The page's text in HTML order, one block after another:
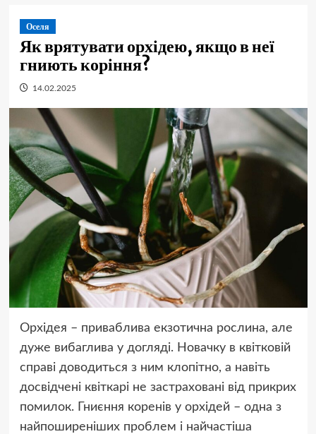
Оселя
Як врятувати орхідею, якщо в неї
гниють коріння?
14.02.2025
Орхідея – приваблива екзотична рослина, але
дуже вибаглива у догляді. Новачку в квітковій
справі доводиться з ним клопітно, а навіть
досвідчені квіткарі не застраховані від прикрих
помилок. Гниєння коренів у орхідей – одна з
найпоширеніших проблем і найчастіша